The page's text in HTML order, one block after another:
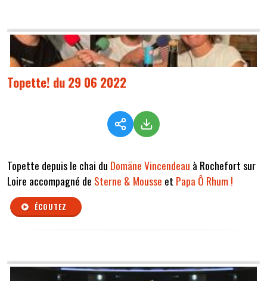
Topette! du 29 06 2022
Topette depuis le chai du Domäne Vincendeau à Rochefort sur
Loire accompagné de Sterne & Mousse et Papa Ô Rhum !
ÉCOUTEZ